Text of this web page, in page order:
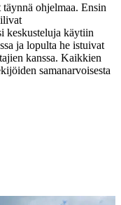
ohjelmaa. Ensin
keskusteluja käytiin
ja lopulta he istuivat
kanssa. Kaikkien
samanarvoisesta